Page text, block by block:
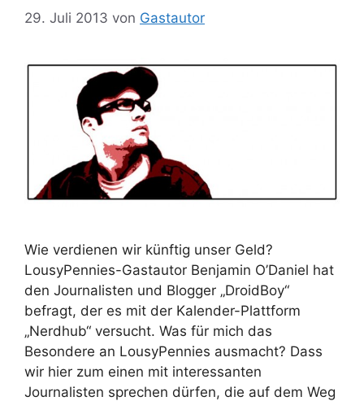
29. Juli 2013 von Gastautor
Wie verdienen wir künftig unser Geld?
LousyPennies-Gastautor Benjamin O’Daniel hat
den Journalisten und Blogger „DroidBoy“
befragt, der es mit der Kalender-Plattform
„Nerdhub“ versucht. Was für mich das
Besondere an LousyPennies ausmacht? Dass
wir hier zum einen mit interessanten
Journalisten sprechen dürfen, die auf dem Weg